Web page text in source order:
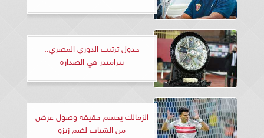
جدول ترتيب الدوري المصري..
بيراميدز في الصدارة
الزمالك يحسم حقيقة وصول عرض
من الشباب لضم زيزو